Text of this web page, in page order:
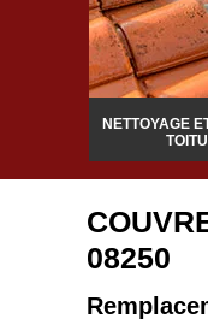
NETTOYAGE
08250